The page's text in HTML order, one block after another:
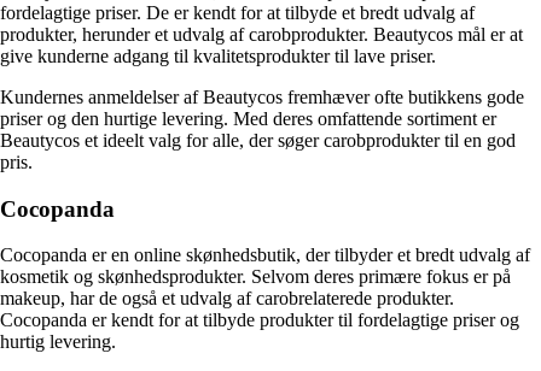
fordelagtige priser. De er kendt for at tilbyde et bredt udvalg af
produkter, herunder et udvalg af carobprodukter. Beautycos mål er at
give kunderne adgang til kvalitetsprodukter til lave priser.
Kundernes anmeldelser af Beautycos fremhæver ofte butikkens gode
priser og den hurtige levering. Med deres omfattende sortiment er
Beautycos et ideelt valg for alle, der søger carobprodukter til en god
pris.
Cocopanda
Cocopanda er en online skønhedsbutik, der tilbyder et bredt udvalg af
kosmetik og skønhedsprodukter. Selvom deres primære fokus er på
makeup, har de også et udvalg af carobrelaterede produkter.
Cocopanda er kendt for at tilbyde produkter til fordelagtige priser og
hurtig levering.